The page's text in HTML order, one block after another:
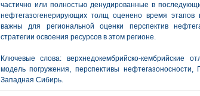
частично или полностью денудированные в
нефтегазогенерирующих толщ оценено время этапов
важны для региональной оценки перспектив
стратегии освоения ресурсов в этом регионе.
Ключевые слова: верхнедокембрийско-кембрийские
модель погружения, перспективы
Западная Сибирь.